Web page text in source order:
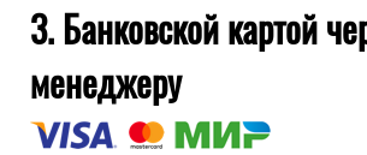
3. Банковской картой
менеджеру